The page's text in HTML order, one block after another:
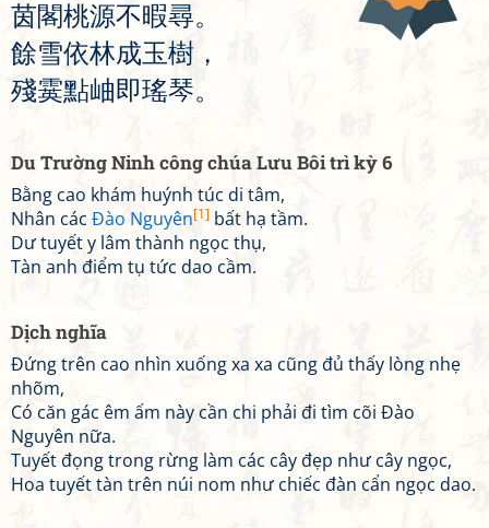
茵閣桃源不暇尋。
餘雪依林成玉樹 ，
殘霙點岫即瑤琴。
Du Trường Ninh công chúa Lưu Bôi trì kỳ 6
Bằng cao khám huýnh túc di tâm,
Nhân các Đào Nguyên[1] bất hạ tầm.
Dư tuyết y lâm thành ngọc thụ,
Tàn anh điểm tụ tức dao cầm.
Dịch nghĩa
Đứng trên cao nhìn xuống xa xa cũng đủ thấy lòng nhẹ
nhõm,
Có căn gác êm ấm này cần chi phải đi tìm cõi Đào
Nguyên nữa.
Tuyết đọng trong rừng làm các cây đẹp như cây ngọc,
Hoa tuyết tàn trên núi nom như chiếc đàn cẩn ngọc dao.